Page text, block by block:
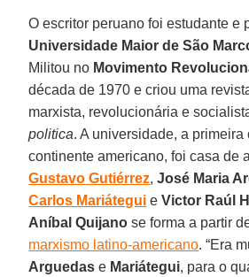
O escritor peruano foi estudante e
Universidade Maior de São
Militou no Movimento
década de 1970 e criou uma
marxista, revolucionária e
politica. A universidade, a primeira
continente americano, foi casa de
Gustavo Gutiérrez,José Maria
Carlos Mariátegui eVictor Raúl
Aníbal Quijano se forma a partir
marxismo latino-americano. “Era
Arguedas e Mariátegui, para o